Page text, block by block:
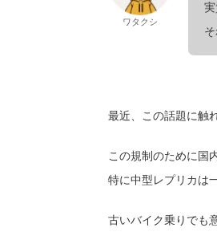
ワタクシ
最近、この話題に触
この規制のために国
特に中型レプリカは
古いバイク乗りでも